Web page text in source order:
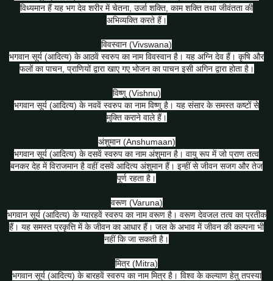
विध्यमान हैं यह भग देव शरीर में चेतना, उर्जा शक्ति, काम शक्ति तथा जीवंतता की
अभिव्यक्ति करते हैं।
विवस्वान (Vivswana)
भगवान सूर्य (आदित्य) के आठवें स्वरुप का नाम विवस्वान है। यह अग्नि देव हैं। कृषि और
फलों का पाचन, प्राणियों द्वारा खाए गए भोजन का पाचन इसी अगिन द्वारा होता है।
विष्णु (Vishnu)
भगवान सूर्य (आदित्य) के नववें स्वरुप का नाम विष्णु है। यह संसार के समस्त कष्टों से
मुक्ति कराने वाले हैं।
अंशुमान (Anshumaan)
भगवान सूर्य (आदित्य) के दसवें स्वरुप का नाम अंशुमान है। वायु रूप में जो प्राण तत्व
बनकर देह में विराजमान है वहीं दसवें आदित्य अंशुमान हैं। इन्हीं से जीवन सजग और तेज
पूर्ण रहता है।
वरूण (Varuna)
भगवान सूर्य (आदित्य) के ग्यारहवें स्वरुप का नाम वरूण है। वरूण देवजल तत्व का प्रतीक
हैं। यह समस्त प्रकृत्ति में के जीवन का आधार हैं। जल के अभाव में जीवन की कल्पना भी
नहीं कि जा सकती है।
मित्र (Mitra)
भगवान सूर्य (आदित्य) के बारहवें स्वरुप का नाम मित्र है। विश्व के कल्याण हेतु तपस्या